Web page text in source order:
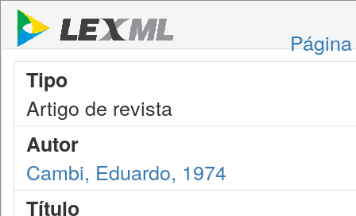
Tipo
Artigo de revista
Autor
Cambi, Eduardo, 1974
Título